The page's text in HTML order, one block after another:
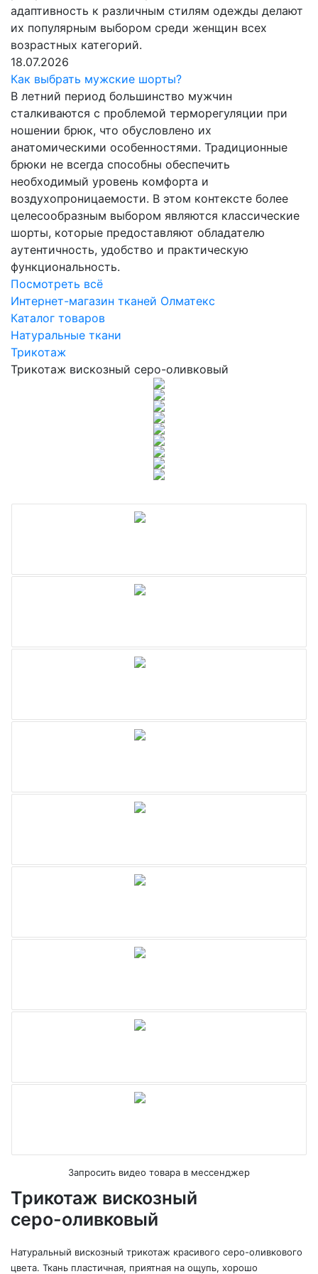
адаптивность к различным стилям одежды делают
их популярным выбором среди женщин всех
возрастных категорий.
18.07.2026
Как выбрать мужские шорты?
В летний период большинство мужчин
сталкиваются с проблемой терморегуляции при
ношении брюк, что обусловлено их
анатомическими особенностями. Традиционные
брюки не всегда способны обеспечить
необходимый уровень комфорта и
воздухопроницаемости. В этом контексте более
целесообразным выбором являются классические
шорты, которые предоставляют обладателю
аутентичность, удобство и практическую
функциональность.
Посмотреть всё
Интернет-магазин тканей Олматекс
Каталог товаров
Натуральные ткани
Трикотаж
Трикотаж вискозный серо-оливковый
Запросить видео товара в мессенджер
Трикотаж вискозный
серо-оливковый
Натуральный вискозный трикотаж красивого серо-оливкового
цвета. Ткань пластичная, приятная на ощупь, хорошо